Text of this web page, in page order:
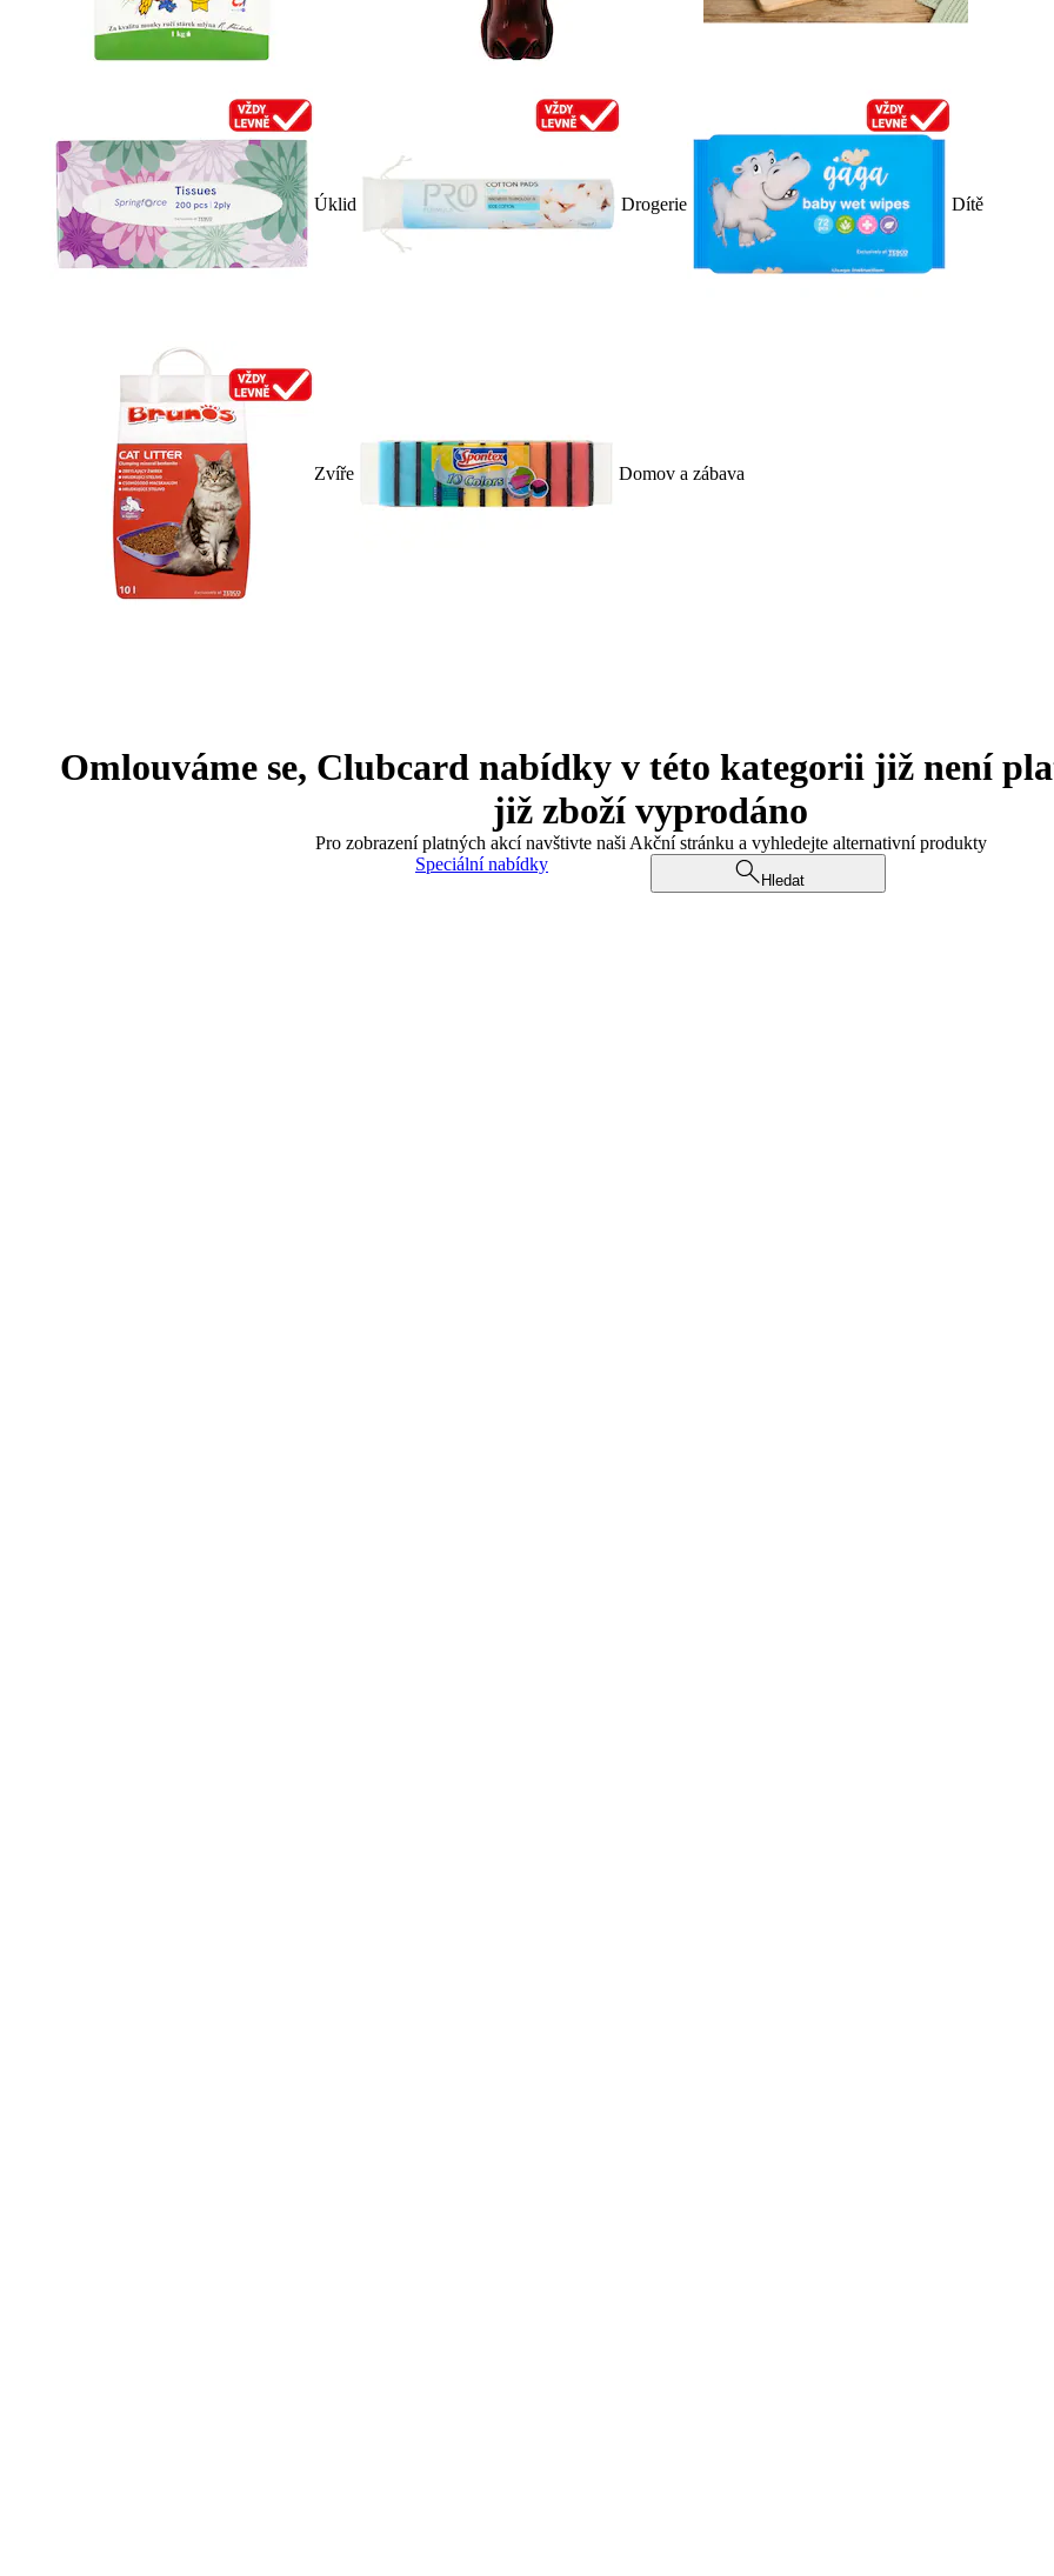
Úklid Drogerie Dítě
Zvíře Domov a zábava
Omlouváme se, Clubcard nabídky v této kategorii již není
již zboží vyprodáno
Pro zobrazení platných akcí navštivte naši Akční stránku a vyhledejte alternativní produkty
Speciální nabídky
Hledat